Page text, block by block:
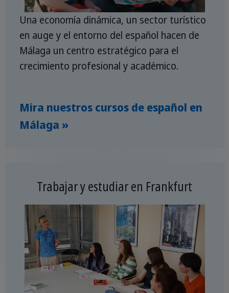
Una economía dinámica, un sector turístico
en auge y el entorno del español hacen de
Málaga un centro estratégico para el
crecimiento profesional y académico.
Mira nuestros cursos de español en
Málaga »
Trabajar y estudiar en Frankfurt